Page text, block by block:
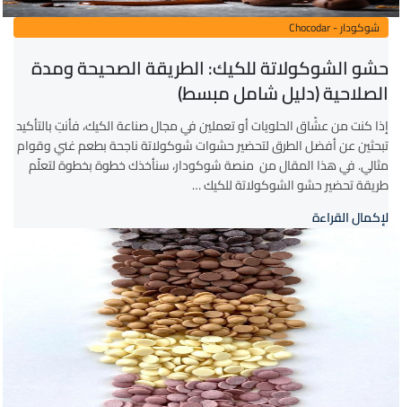
شوكودار - Chocodar
حشو الشوكولاتة للكيك: الطريقة الصحيحة ومدة
الصلاحية (دليل شامل مبسط)
إذا كنت من عشّاق الحلويات أو تعملين في مجال صناعة الكيك، فأنتِ بالتأكيد
تبحثين عن أفضل الطرق لتحضير حشوات شوكولاتة ناجحة بطعم غني وقوام
مثالي. في هذا المقال من منصة شوكودار، سنأخذك خطوة بخطوة لتعلّم
طريقة تحضير حشو الشوكولاتة للكيك …
لإكمال القراءة